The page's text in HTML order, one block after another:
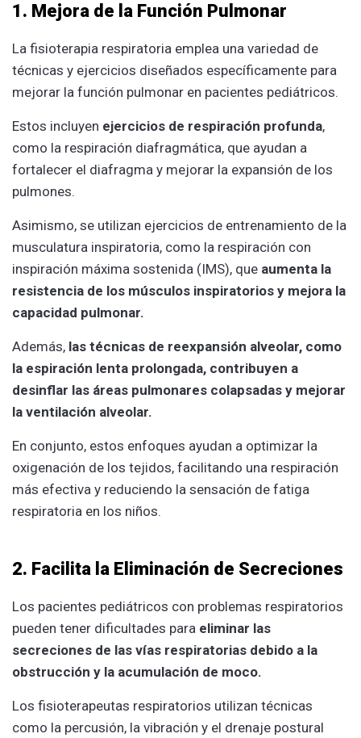
1. Mejora de la Función Pulmonar
La fisioterapia respiratoria emplea una variedad de
técnicas y ejercicios diseñados específicamente para
mejorar la función pulmonar en pacientes pediátricos.
Estos incluyen ejercicios de respiración profunda,
como la respiración diafragmática, que ayudan a
fortalecer el diafragma y mejorar la expansión de los
pulmones.
Asimismo, se utilizan ejercicios de entrenamiento de la
musculatura inspiratoria, como la respiración con
inspiración máxima sostenida (IMS), que aumenta la
resistencia de los músculos inspiratorios y mejora la
capacidad pulmonar.
Además, las técnicas de reexpansión alveolar, como
la espiración lenta prolongada, contribuyen a
desinflar las áreas pulmonares colapsadas y mejorar
la ventilación alveolar.
En conjunto, estos enfoques ayudan a optimizar la
oxigenación de los tejidos, facilitando una respiración
más efectiva y reduciendo la sensación de fatiga
respiratoria en los niños.
2. Facilita la Eliminación de Secreciones
Los pacientes pediátricos con problemas respiratorios
pueden tener dificultades para eliminar las
secreciones de las vías respiratorias debido a la
obstrucción y la acumulación de moco.
Los fisioterapeutas respiratorios utilizan técnicas
como la percusión, la vibración y el drenaje postural